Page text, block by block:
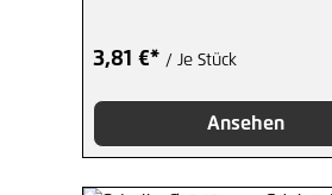
3,81 €* / Je Stück
Ansehen